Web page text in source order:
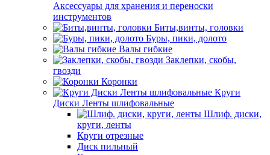
Аксессуары для хранения и переноски
инструментов
Биты,винты, головки
Буры, пики, долото
Валы гибкие
Заклепки, скобы,
гвозди
Коронки
Круги
Диски Ленты шлифовальные
Шлиф. диски,
круги, ленты
Круги отрезные
Диск пильный